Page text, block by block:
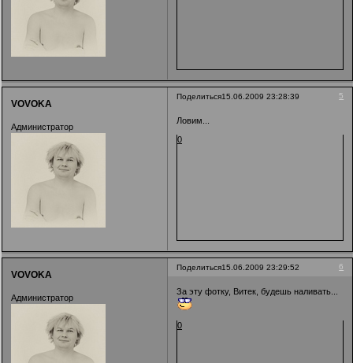
Поделиться 5
15.06.2009 23:28:39
VOVOKA
Администратор
Ловим...
0
Поделиться 6
15.06.2009 23:29:52
VOVOKA
Администратор
За эту фотку, Витек, будешь наливать...
0